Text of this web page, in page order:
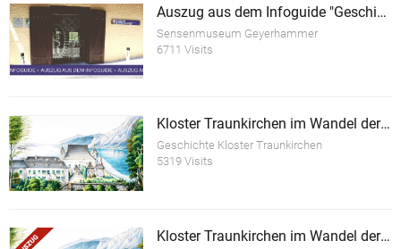
Auszug aus dem Infoguide "Geschichte des Sensenschmiedemuseum Geyerhammer"
Sensenmuseum Geyerhammer
6711 Visits
Kloster Traunkirchen im Wandel der Zeit
Geschichte Kloster Traunkirchen
5319 Visits
Kloster Traunkirchen im Wandel der Zeit (Auszug)